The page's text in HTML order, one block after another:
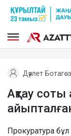
Дәулет Ботагөз
Ақтау
Прокуратура бұл